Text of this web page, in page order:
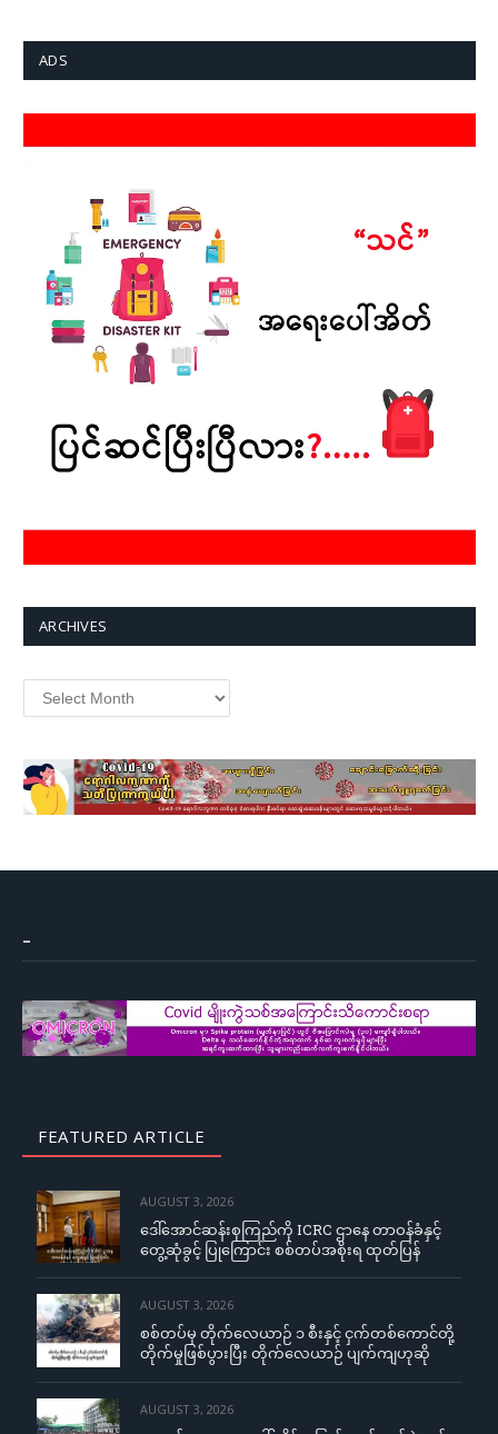
ADS
ARCHIVES
Archives
–
FEATURED ARTICLE
AUGUST 3, 2026
ဒေါ်အောင်ဆန်းစုကြည်ကို ICRC ဌာနေ တာဝန်ခံနှင့်
တွေ့ဆုံခွင့် ပြုကြောင်း စစ်တပ်အစိုးရ ထုတ်ပြန်
AUGUST 3, 2026
စစ်တပ်မှ တိုက်လေယာဉ် ၁ စီးနှင့် ငှက်တစ်ကောင်တို့
တိုက်မှုဖြစ်ပွားပြီး တိုက်လေယာဉ် ပျက်ကျဟုဆို
AUGUST 3, 2026